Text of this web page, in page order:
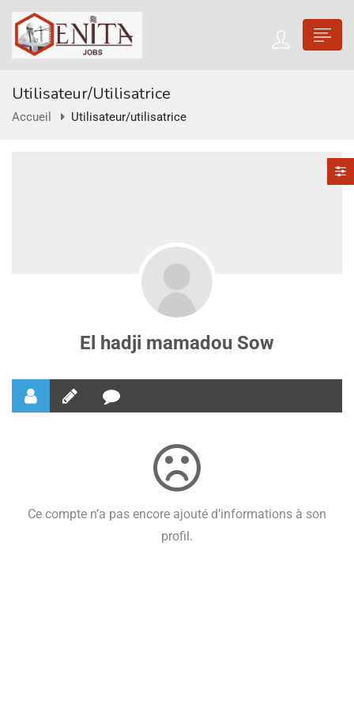
Utilisateur/utilisatrice
Accueil Utilisateur/utilisatrice
El hadji mamadou Sow
Ce compte n’a pas encore ajouté d’informations à son
profil.